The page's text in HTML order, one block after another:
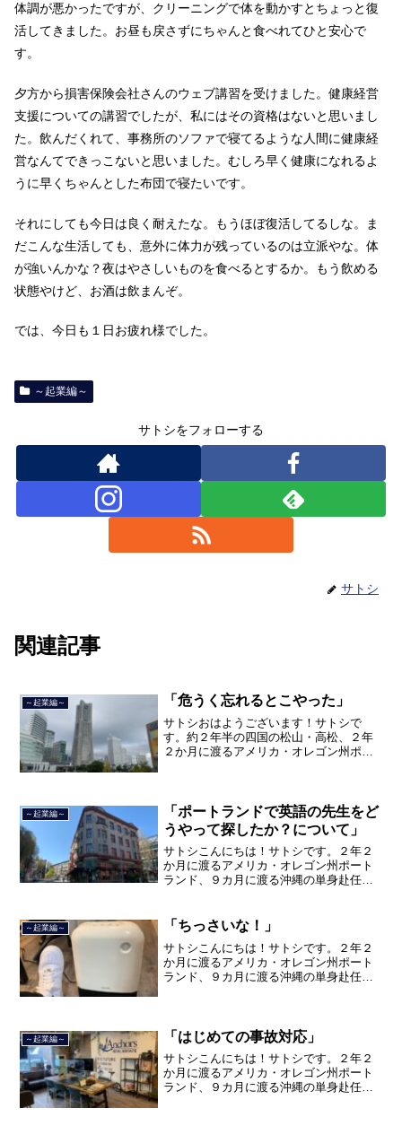
体調が悪かったですが、クリーニングで体を動かすとちょっと復
活してきました。お昼も戻さずにちゃんと食べれてひと安心で
す。
夕方から損害保険会社さんのウェブ講習を受けました。健康経営
支援についての講習でしたが、私にはその資格はないと思いまし
た。飲んだくれて、事務所のソファで寝てるような人間に健康経
営なんてできっこないと思いました。むしろ早く健康になれるよ
うに早くちゃんとした布団で寝たいです。
それにしても今日は良く耐えたな。もうほぼ復活してるしな。ま
だこんな生活しても、意外に体力が残っているのは立派やな。体
が強いんかな？夜はやさしいものを食べるとするか。もう飲める
状態やけど、お酒は飲まんぞ。
では、今日も１日お疲れ様でした。
～起業編～
サトシをフォローする
サトシ
関連記事
～起業編～ 「危うく忘れるとこやった」
サトシおはようございます！サトシで
す。約２年半の四国の松山・高松、２年
２か月に渡るアメリカ・オレゴン州ポー
て、２０２１年３月９日より東...
～起業編～
「ポートランドで英語の先生をど
うやって探したか？について」
サトシこんにちは！サトシです。２年２
か月に渡るアメリカ・オレゴン州ポート
ランド、９カ月に渡る沖縄の単身赴任の
ました。２０２１年３月９日より東京都
品川区南大井で不動産を主...
～起業編～ 「ちっさいな！」
サトシこんにちは！サトシです。２年２
か月に渡るアメリカ・オレゴン州ポート
ランド、９カ月に渡る沖縄の単身赴任の
品川区南大井で不動産を主...
～起業編～ 「はじめての事故対応」
サトシこんにちは！サトシです。２年２
か月に渡るアメリカ・オレゴン州ポート
ランド、９カ月に渡る沖縄の単身赴任の